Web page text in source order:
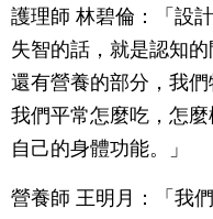
護理師 林碧倫：「設
失智的話，就是認知
還有營養的部分，我
我們平常怎麼吃，怎
自己的身體功能。」
營養師 王明月：「我